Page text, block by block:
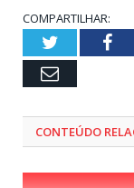
COMPARTILHAR:
Twitter
Email
CONTEÚDO